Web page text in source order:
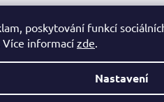
poskytování funkcí
Více informací zde.
Nastavení